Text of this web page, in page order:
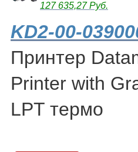
127 635,27 Руб.
KD2-00-
Принтер
Printer with
LPT термо